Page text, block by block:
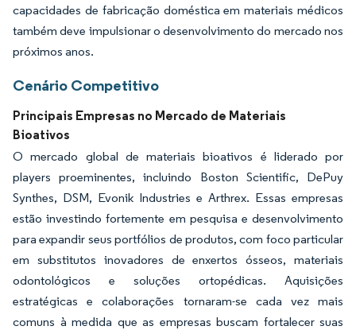
capacidades de fabricação doméstica em materiais médicos
também deve impulsionar o desenvolvimento do mercado nos
próximos anos.
Cenário Competitivo
Principais Empresas no Mercado de Materiais
Bioativos
O mercado global de materiais bioativos é liderado por
players proeminentes, incluindo Boston Scientific, DePuy
Synthes, DSM, Evonik Industries e Arthrex. Essas empresas
estão investindo fortemente em pesquisa e desenvolvimento
para expandir seus portfólios de produtos, com foco particular
em substitutos inovadores de enxertos ósseos, materiais
odontológicos e soluções ortopédicas. Aquisições
estratégicas e colaborações tornaram-se cada vez mais
comuns à medida que as empresas buscam fortalecer suas